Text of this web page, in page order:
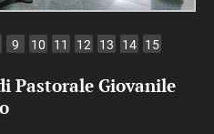
9 10 11 12 13 14 15
Pastorale Giovanile